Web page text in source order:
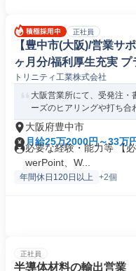
正社員
【豊中市(大阪)/営業サ
ヶ月分/福利厚生充実 プ
トリニティ工業株式会社
大阪営業所にて、受発注・
ーズのヒアリングや打ち合
大阪府豊中市
月給25万2000円～33万
必要な経験・能力等 【
werPoint、W...
年間休日120日以上 +2個
正社員
半導体材料の輸出営業